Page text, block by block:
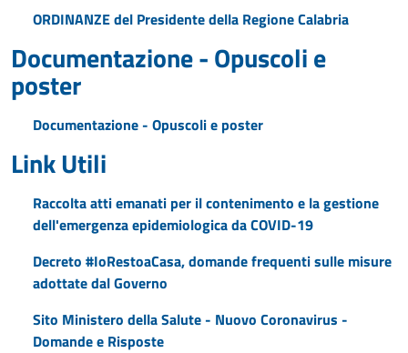
ORDINANZE del Presidente della Regione Calabria
Documentazione - Opuscoli e
poster
Documentazione - Opuscoli e poster
Link Utili
Raccolta atti emanati per il contenimento e la gestione
dell'emergenza epidemiologica da COVID-19
Decreto #IoRestoaCasa, domande frequenti sulle misure
adottate dal Governo
Sito Ministero della Salute - Nuovo Coronavirus -
Domande e Risposte